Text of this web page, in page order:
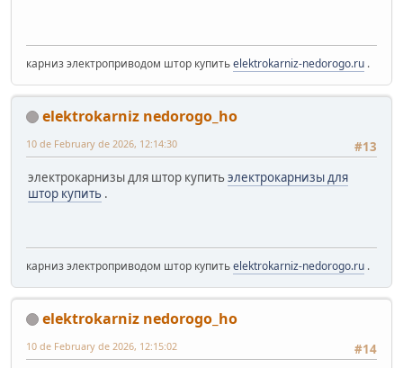
карниз электроприводом штор купитьelektrokarniz-nedorogo.ru .
elektrokarniz nedorogo_ho
#13
10 de February de 2026, 12:14:30
электрокарнизы для штор купитьэлектрокарнизы для
штор купить .
карниз электроприводом штор купитьelektrokarniz-nedorogo.ru .
elektrokarniz nedorogo_ho
#14
10 de February de 2026, 12:15:02